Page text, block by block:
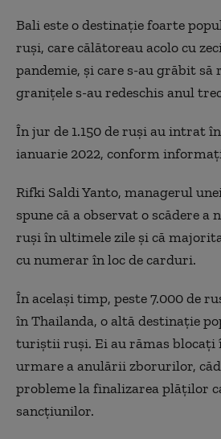
Bali este o destinație foarte
ruși, care călătoreau acolo cu
pandemie, și care s-au grăbit să
granițele s-au redeschis anul
În jur de 1.150 de ruși au intrat
ianuarie 2022, conform
Rifki Saldi Yanto, managerul
spune că a observat o scădere
ruși în ultimele zile și că
cu numerar în loc de carduri.
În același timp, peste 7.000 de
în Thailanda, o altă destinație
turiștii ruși. Ei au rămas blocați
urmare a anulării zborurilor,
probleme la finalizarea plăților
sancțiunilor.